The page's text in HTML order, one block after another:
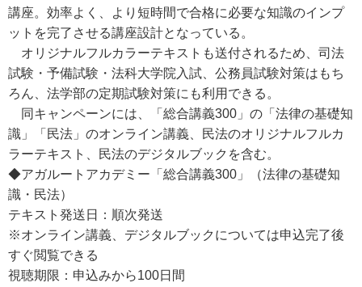
講座。効率よく、より短時間で合格に必要な知識のインプ
ットを完了させる講座設計となっている。
オリジナルフルカラーテキストも送付されるため、司法
試験・予備試験・法科大学院入試、公務員試験対策はもち
ろん、法学部の定期試験対策にも利用できる。
同キャンペーンには、「総合講義300」の「法律の基礎知
識」「民法」のオンライン講義、民法のオリジナルフルカ
ラーテキスト、民法のデジタルブックを含む。
◆アガルートアカデミー「総合講義300」（法律の基礎知
識・民法）
テキスト発送日：順次発送
※オンライン講義、デジタルブックについては申込完了後
すぐ閲覧できる
視聴期限：申込みから100日間